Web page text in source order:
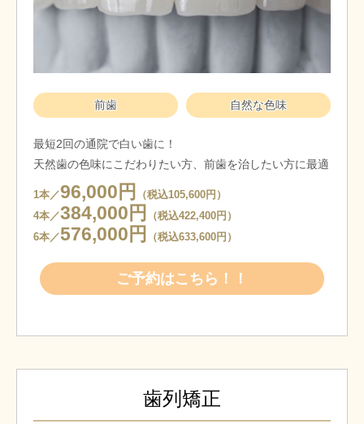
前歯 自然な色味
最短2回の通院で白い歯に！
天然歯の色味にこだわりたい方、前歯を治したい方に最適
1本／96,000円
（税込105,600円）
4本／384,000円
（税込422,400円）
6本／576,000円 （税込633,600円）
ご予約はこちら！！
歯列矯正